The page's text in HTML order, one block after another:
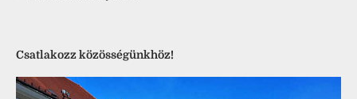
Csatlakozz közösségünkhöz!